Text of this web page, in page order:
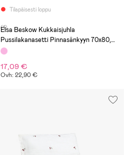
Tilapäisesti loppu
(1)
Elsa Beskow Kukkaisjuhla
Pussilakanasetti Pinnasänkyyn 70x80,
Vaaleanpunainen
17,09 €
Ovh: 22,90 €